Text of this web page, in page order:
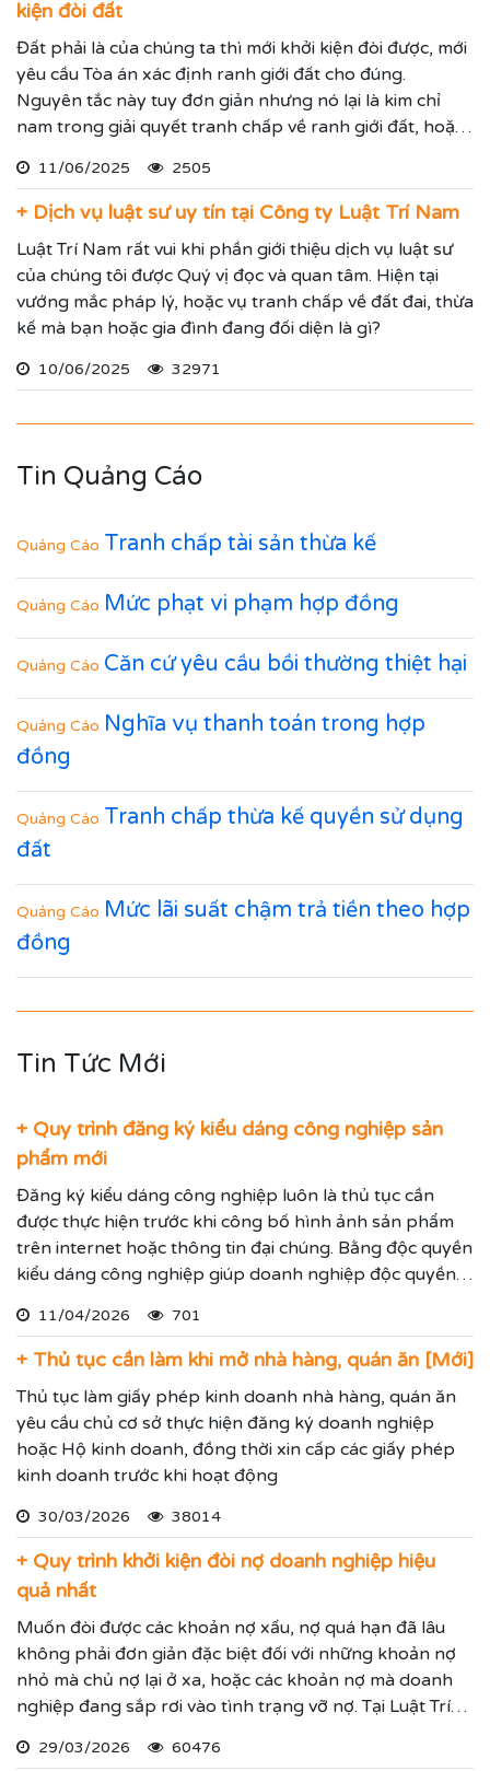
kiện đòi đất
Đất phải là của chúng ta thì mới khởi kiện đòi được, mới
yêu cầu Tòa án xác định ranh giới đất cho đúng.
Nguyên tắc này tuy đơn giản nhưng nó lại là kim chỉ
nam trong giải quyết tranh chấp về ranh giới đất, hoặc
11/06/2025 2505
+ Dịch vụ luật sư uy tín tại Công ty Luật Trí Nam
Luật Trí Nam rất vui khi phần giới thiệu dịch vụ luật sư
của chúng tôi được Quý vị đọc và quan tâm. Hiện tại
vướng mắc pháp lý, hoặc vụ tranh chấp về đất đai, thừa
kế mà bạn hoặc gia đình đang đối diện là gì?
10/06/2025 32971
Tin Quảng Cáo
Quảng Cáo Tranh chấp tài sản thừa kế
Quảng Cáo Mức phạt vi phạm hợp đồng
Quảng Cáo Căn cứ yêu cầu bồi thường thiệt hại
Quảng Cáo Nghĩa vụ thanh toán trong hợp
đồng
Quảng Cáo Tranh chấp thừa kế quyền sử dụng
đất
Quảng Cáo Mức lãi suất chậm trả tiền theo hợp
đồng
Tin Tức Mới
+ Quy trình đăng ký kiểu dáng công nghiệp sản
phẩm mới
Đăng ký kiểu dáng công nghiệp luôn là thủ tục cần
được thực hiện trước khi công bố hình ảnh sản phẩm
trên internet hoặc thông tin đại chúng. Bằng độc quyền
kiểu dáng công nghiệp giúp doanh nghiệp độc quyền
hạn đến 15 năm.
11/04/2026 701
+ Thủ tục cần làm khi mở nhà hàng, quán ăn [Mới]
Thủ tục làm giấy phép kinh doanh nhà hàng, quán ăn
yêu cầu chủ cơ sở thực hiện đăng ký doanh nghiệp
hoặc Hộ kinh doanh, đồng thời xin cấp các giấy phép
kinh doanh trước khi hoạt động
30/03/2026 38014
+ Quy trình khởi kiện đòi nợ doanh nghiệp hiệu
quả nhất
Muốn đòi được các khoản nợ xấu, nợ quá hạn đã lâu
không phải đơn giản đặc biệt đối với những khoản nợ
nhỏ mà chủ nợ lại ở xa, hoặc các khoản nợ mà doanh
nghiệp đang sắp rơi vào tình trạng vỡ nợ. Tại Luật Trí
quyết các tranh chấp kinh tế hiệu quả đảm bảo sẽ giúp
29/03/2026 60476